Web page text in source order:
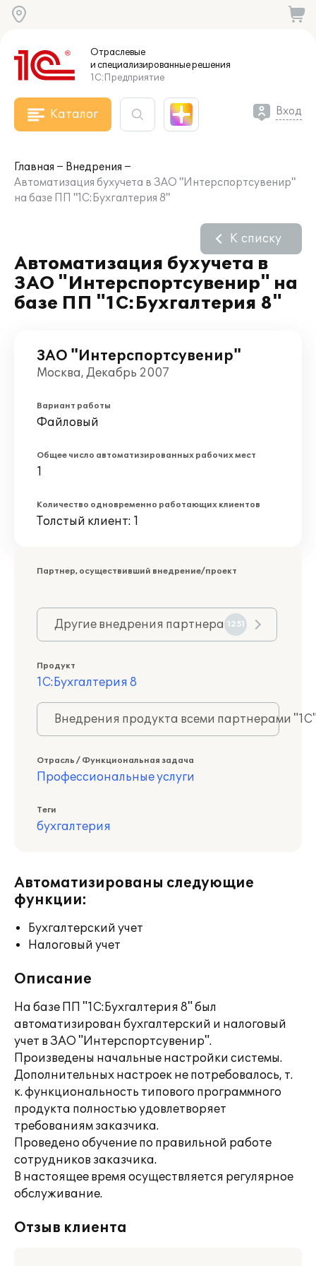
Отраслевые
и специализированныерешения
1С:Предприятие
Каталог Вход
Главная
Внедрения
Автоматизация бухучета в ЗАО "Интерспортсувенир"
на базе ПП "1С:Бухгалтерия 8"
Автоматизация бухучета в
ЗАО "Интерспортсувенир" на
базе ПП "1С:Бухгалтерия 8"
К списку
ЗАО "Интерспортсувенир"
Москва, Декабрь 2007
Вариант работы
Файловый
Общее число автоматизированных рабочих мест
1
Количество одновременно работающих клиентов
Толстый клиент: 1
Партнер, осуществивший внедрение/проект
Другие внедрения партнера 1251
Продукт
1С:Бухгалтерия 8
Внедрения продукта всеми партнерами
Отрасль / Функциональная задача
Профессиональные услуги
Теги
бухгалтерия
Автоматизированы следующие
функции:
Бухгалтерский учет
Налоговый учет
Описание
На базе ПП "1С:Бухгалтерия 8" был
автоматизирован бухгалтерский и налоговый
учет в ЗАО "Интерспортсувенир".
Произведены начальные настройки системы.
Дополнительных настроек не потребовалось, т.
к. функциональность типового программного
продукта полностью удовлетворяет
требованиям заказчика.
Проведено обучение по правильной работе
сотрудников заказчика.
В настоящее время осуществляется регулярное
обслуживание.
Отзыв клиента